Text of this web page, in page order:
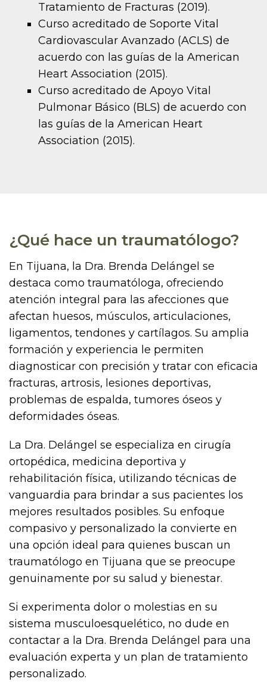
Tratamiento de Fracturas (2019).
Curso acreditado de Soporte Vital
Cardiovascular Avanzado (ACLS) de
acuerdo con las guías de la American
Heart Association (2015).
Curso acreditado de Apoyo Vital
Pulmonar Básico (BLS) de acuerdo con
las guías de la American Heart
Association (2015).
¿Qué hace un traumatólogo?
En Tijuana, la Dra. Brenda Delángel se
destaca como traumatóloga, ofreciendo
atención integral para las afecciones que
afectan huesos, músculos, articulaciones,
ligamentos, tendones y cartílagos. Su amplia
formación y experiencia le permiten
diagnosticar con precisión y tratar con eficacia
fracturas, artrosis, lesiones deportivas,
problemas de espalda, tumores óseos y
deformidades óseas.
La Dra. Delángel se especializa en cirugía
ortopédica, medicina deportiva y
rehabilitación física, utilizando técnicas de
vanguardia para brindar a sus pacientes los
mejores resultados posibles. Su enfoque
compasivo y personalizado la convierte en
una opción ideal para quienes buscan un
traumatólogo en Tijuana que se preocupe
genuinamente por su salud y bienestar.
Si experimenta dolor o molestias en su
sistema musculoesquelético, no dude en
contactar a la Dra. Brenda Delángel para una
evaluación experta y un plan de tratamiento
personalizado.